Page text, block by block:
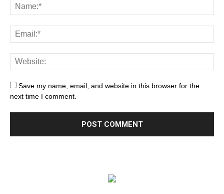
Save my name, email, and website in this browser for the
next time I comment.